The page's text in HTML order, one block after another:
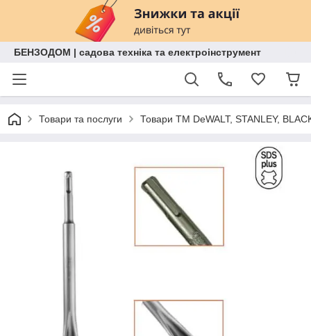
БЕНЗОДОМ | садова техніка та електроінструмент
Товари та послуги Товари ТМ DeWALT, STANLEY,